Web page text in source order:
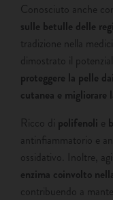
Conosciuto anche
sulle betulle delle
tradizione nella
dimostrato il
proteggere la pelle
cutanea e migliorare
Ricco di polifenoli e
antinfiammatorio e
ossidativo. Inoltre,
enzima coinvolto
contribuendo a